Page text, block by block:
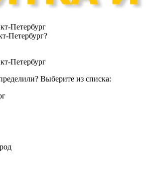
Петербург
Петербург?
Петербург
Выберите из списка: